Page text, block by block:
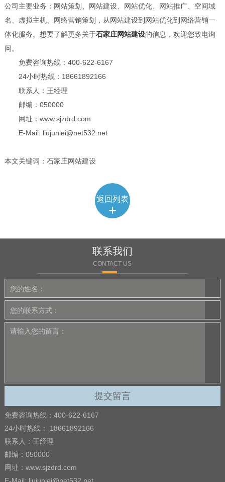
公司主要业务：网站策划、网站建设、网站优化、网站推广、空间域
名、虚拟主机、网络营销策划，从网站建设到网站优化到网络营销一
体化服务。想要了解更多关于石家庄网站建设的信息，欢迎您致电询
问。
免费咨询热线：400-622-6167
24小时热线：18661892166
联系人：王经理
邮编：050000
网址：www.sjzdrd.com
E-Mail: liujunlei@net532.net
本文关键词：石家庄网站建设
返回列表
+
联系我们
CONTACT US
免费咨询热线：400-622-6167
24小时热线： 18661892166
联系人：王经理
邮编：050000
网址：www.sjzdrd.com